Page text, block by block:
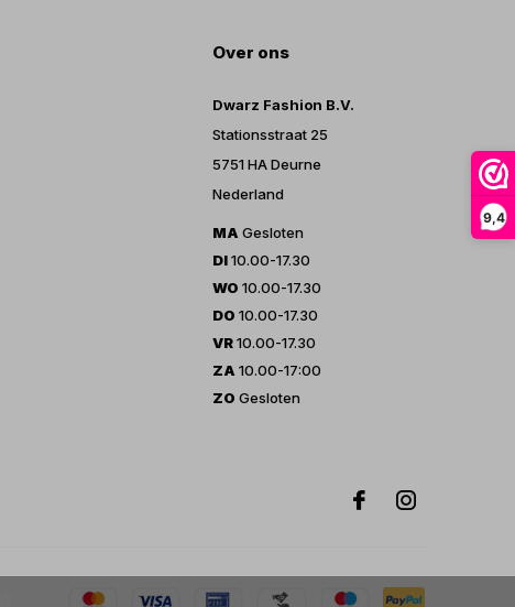
9,4
Over ons
Dwarz Fashion B.V.
Stationsstraat 25
5751 HA Deurne
Nederland
MA Gesloten
DI10.00-17.30
WO 10.00-17.30
DO 10.00-17.30
VR10.00-17.30
ZA 10.00-17:00
ZO Gesloten